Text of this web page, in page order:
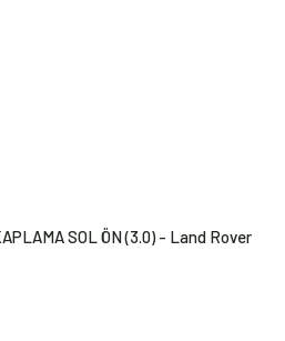
SOL ÖN (3.0) - Land Rover